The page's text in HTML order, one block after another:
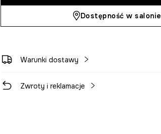
Dostępność w salonie
Warunki dostawy
Zwroty i reklamacje